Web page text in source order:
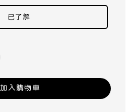
已了解
加入購物車